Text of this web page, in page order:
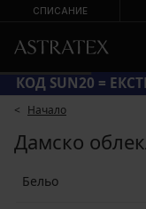
СПИСАНИЕ
КОД SUN20 =
Начало
Дамско
Бельо